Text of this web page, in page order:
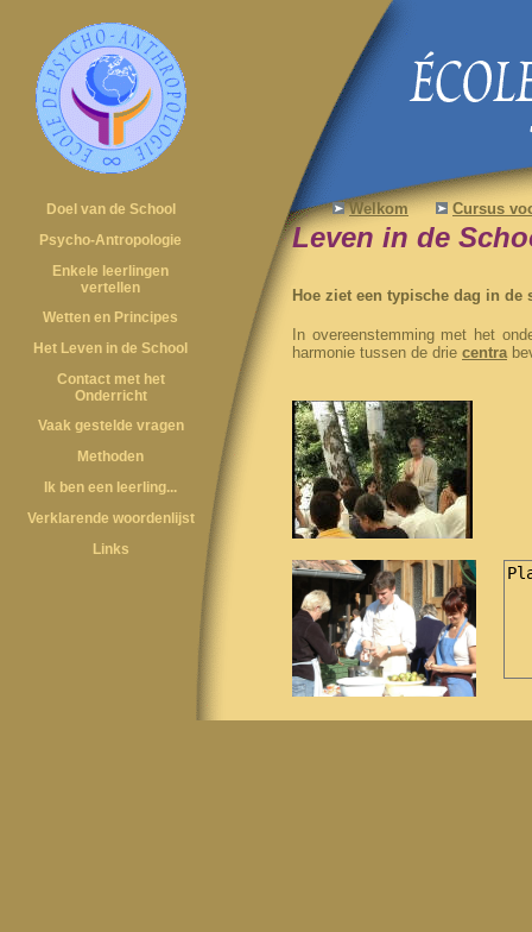
Welkom Cursus
Leven in de
Hoe ziet een typische dag in de
In overeenstemming met het
harmonie tussen de drie centra
Doel van de School
Psycho-Antropologie
Enkele leerlingen
vertellen
Wetten en Principes
Het Leven in de School
Contact met het
Onderricht
Vaak gestelde vragen
Methoden
Ik ben een leerling...
Verklarende woordenlijst
Links